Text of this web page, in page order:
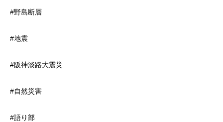
#野島断層
#地震
#阪神淡路大震災
#自然災害
#語り部